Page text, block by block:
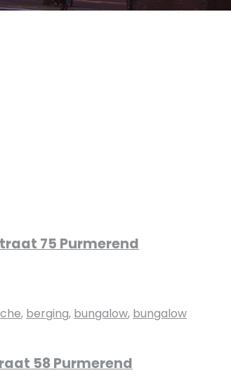
75 Purmerend
, berging, bungalow, bungalow
58 Purmerend